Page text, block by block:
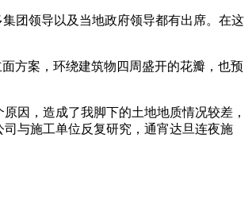
团领导以及当地政府领导都有出席。在这
方案，环绕建筑物四周盛开的花瓣，也预
因，造成了我脚下的土地地质情况较差，
与施工单位反复研究，通宵达旦连夜施